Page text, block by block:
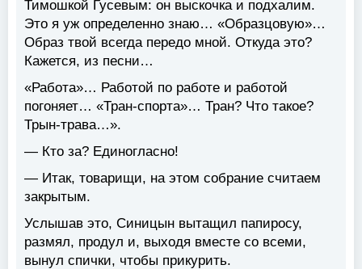
Тимошкой Гусевым: он выскочка и подхалим.
Это я уж определенно знаю… «Образцовую»…
Образ твой всегда передо мной. Откуда это?
Кажется, из песни…
«Работа»… Работой по работе и работой
погоняет… «Тран-спорта»… Тран? Что такое?
Трын-трава…».
— Кто за? Единогласно!
— Итак, товарищи, на этом собрание считаем
закрытым.
Услышав это, Синицын вытащил папиросу,
размял, продул и, выходя вместе со всеми,
вынул спички, чтобы прикурить.